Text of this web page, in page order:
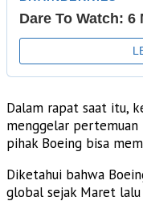
Dalam rapat saat itu,
menggelar
pihak Boeing bisa
Diketahui bahwa
global sejak Maret